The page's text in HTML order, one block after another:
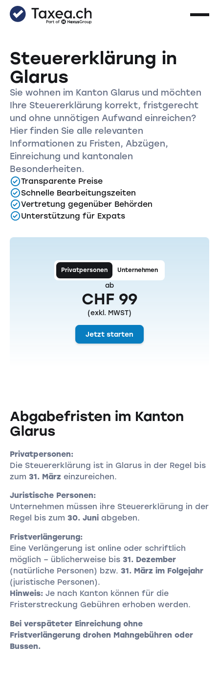
Steuererklärung in
Glarus
Sie wohnen im Kanton Glarus und möchten
Ihre Steuererklärung korrekt, fristgerecht
und ohne unnötigen Aufwand einreichen?
Hier finden Sie alle relevanten
Informationen zu Fristen, Abzügen,
Einreichung und kantonalen
Besonderheiten.
Transparente Preise
Schnelle Bearbeitungszeiten
Vertretung gegenüber Behörden
Unterstützung für Expats
Privatpersonen Unternehmen
ab
CHF 99
(exkl. MWST)
Jetzt starten
Abgabefristen im Kanton
Glarus
Privatpersonen:
Die Steuererklärung ist in Glarus in der Regel bis
zum 31. März einzureichen.
Juristische Personen:
Unternehmen müssen ihre Steuererklärung in der
Regel bis zum 30. Juniabgeben.
Fristverlängerung:
Eine Verlängerung ist online oder schriftlich
möglich – üblicherweise bis 31. Dezember
(natürliche Personen) bzw. 31. März im Folgejahr
(juristische Personen).
Hinweis:Je nach Kanton können für die
Fristerstreckung Gebühren erhoben werden.
Bei verspäteter Einreichung ohne
Fristverlängerung drohen Mahngebühren oder
Bussen.